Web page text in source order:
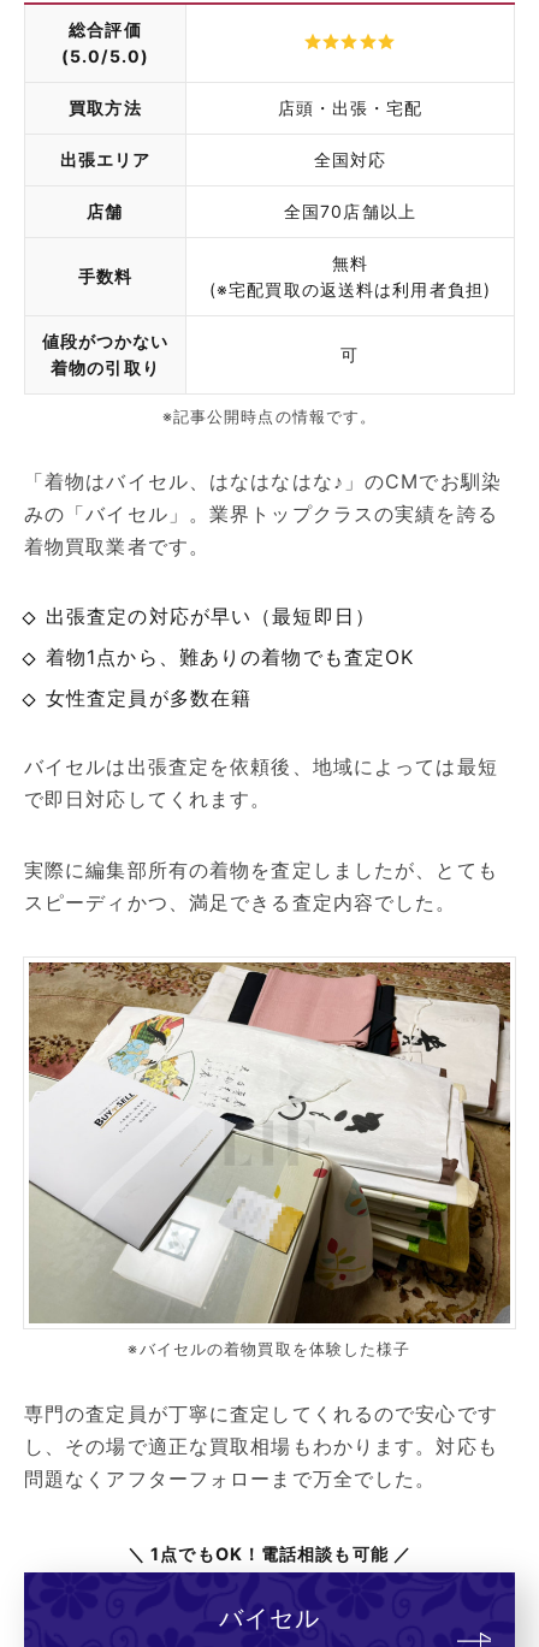
総合評価
(5.0/5.0)
買取方法 店頭・出張・宅配
出張エリア 全国対応
店舗 全国70店舗以上
手数料
無料
(※宅配買取の返送料は利用者負担)
値段がつかない
着物の引取り
可
※記事公開時点の情報です。
「着物はバイセル、はなはなはな♪」のCMでお馴染
みの「バイセル」。業界トップクラスの実績を誇る
着物買取業者です。
出張査定の対応が早い（最短即日）
着物1点から、難ありの着物でも査定OK
女性査定員が多数在籍
バイセルは出張査定を依頼後、地域によっては最短
で即日対応してくれます。
実際に編集部所有の着物を査定しましたが、とても
スピーディかつ、満足できる査定内容でした。
※バイセルの着物買取を体験した様子
専門の査定員が丁寧に査定してくれるので安心です
し、その場で適正な買取相場もわかります。対応も
問題なくアフターフォローまで万全でした。
＼ 1点でもOK！電話相談も可能 ／
バイセル